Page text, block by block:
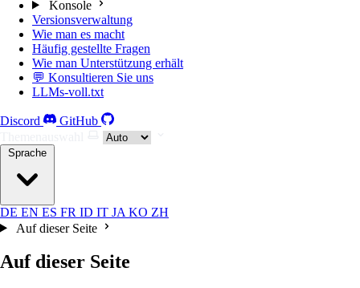
Konsole
Versionsverwaltung
Wie man es macht
Häufig gestellte Fragen
Wie man Unterstützung erhält
💬 Konsultieren Sie uns
LLMs-voll.txt
Discord
GitHub
Sprache
DE EN ES FR ID IT JA KO ZH
Auf dieser Seite
Auf dieser Seite